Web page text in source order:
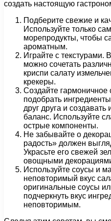
создать настоящую
Подберите свежие и
Используйте только
морепродукты, чтобы
ароматным.
Играйте с текстурами.
можно сочетать
криспи салату
крекеры.
Создайте гармоничное
подобрать
друг друга и
баланс. Используйте
острые компоненты.
Не забывайте о
радость» должен
Украсьте его свежей
овощными
Используйте соусы и
неповторимый вкус
оригинальные соусы
подчеркнуть вкус
неповторимым.